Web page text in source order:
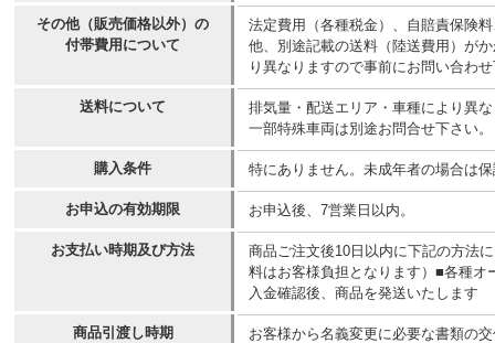
その他（販売価格以外）の
付帯費用について
法定費用（各種税金）、自賠責保険
他、別途記載の送料（陸送費用）が
り異なりますので事前にお問い合わ
送料について
排気量・配送エリア・車種により異
一部特殊車両は別途お問合せ下さい。
購入条件 特にありません。未成年者の場合は
お申込の有効期限 お申込後、7営業日以内。
お支払い時期及び方法
商品ご注文後10日以内に下記の方法
料はお客様負担となります）■各種
入金確認後、商品を発送いたします
商品引渡し時期
お客様から名義変更に必要な書類の